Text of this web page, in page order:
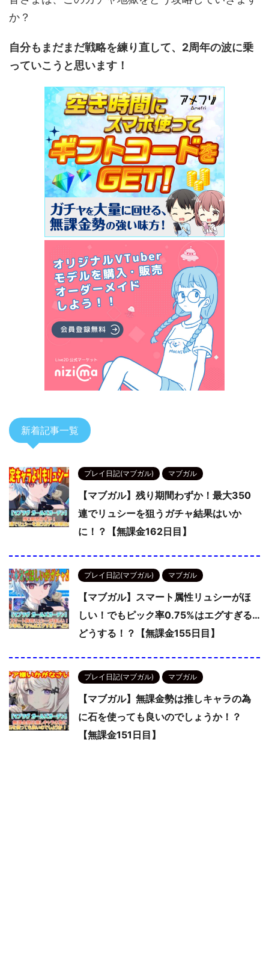
か？
自分もまだまだ戦略を練り直して、2周年の波に乗
っていこうと思います！
新着記事一覧
プレイ日記(マブガル) マブガル
【マブガル】残り期間わずか！最大350
連でリュシーを狙うガチャ結果はいか
に！？【無課金162日目】
プレイ日記(マブガル) マブガル
【マブガル】スマート属性リュシーがほ
しい！でもピック率0.75%はエグすぎる…
どうする！？【無課金155日目】
プレイ日記(マブガル) マブガル
【マブガル】無課金勢は推しキャラの為
に石を使っても良いのでしょうか！？
【無課金151日目】